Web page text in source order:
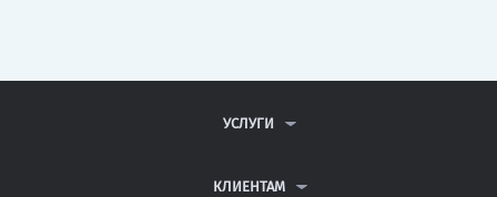
УСЛУГИ
ДИПЛОМНЫЕ РАБОТЫ
КЛИЕНТАМ